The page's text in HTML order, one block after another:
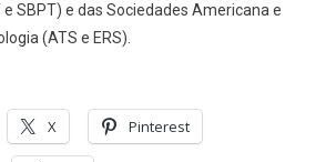
SBPT) e das Sociedades Americana e
(ATS e ERS).
X Pinterest